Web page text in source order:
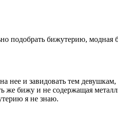
подобрать бижутерию, модная
нее и завидовать тем девушкам,
же бижу и не содержащая
я не знаю.